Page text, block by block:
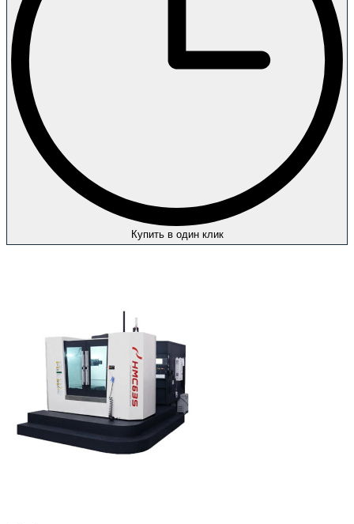
Купить в один клик